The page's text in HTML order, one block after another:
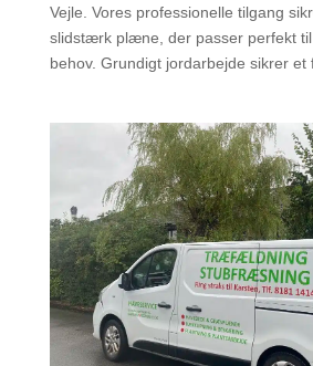
Vejle. Vores professionelle tilgang
slidstærk plæne, der passer perfekt
behov. Grundigt jordarbejde sikrer et